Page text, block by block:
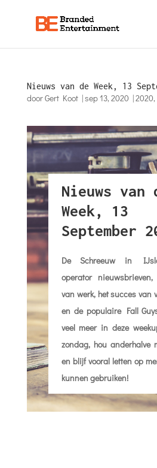
Nieuws van de Week, 13
doorGert Koot|sep 13, 2020 |2020,
Nieuws van
Week, 13
September
De Schreeuw in
operator
van werk, het succes van
en de populaire Fall
veel meer in deze
zondag, hou anderhalve
en blijf vooral letten op
kunnen gebruiken!